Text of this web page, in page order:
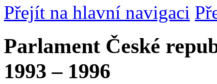
Přejít na hlavní navigaci
Parlament České
1993 – 1996